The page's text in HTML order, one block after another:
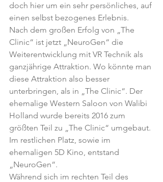
doch hier um ein sehr persönliches, auf
einen selbst bezogenes Erlebnis.
Nach dem großen Erfolg von „The
Clinic“ ist jetzt „NeuroGen“ die
Weiterentwicklung mit VR Technik als
ganzjährige Attraktion. Wo könnte man
diese Attraktion also besser
unterbringen, als in „The Clinic“. Der
ehemalige Western Saloon von Walibi
Holland wurde bereits 2016 zum
größten Teil zu „The Clinic“ umgebaut.
Im restlichen Platz, sowie im
ehemaligen 5D Kino, entstand
„NeuroGen“.
Während sich im rechten Teil des